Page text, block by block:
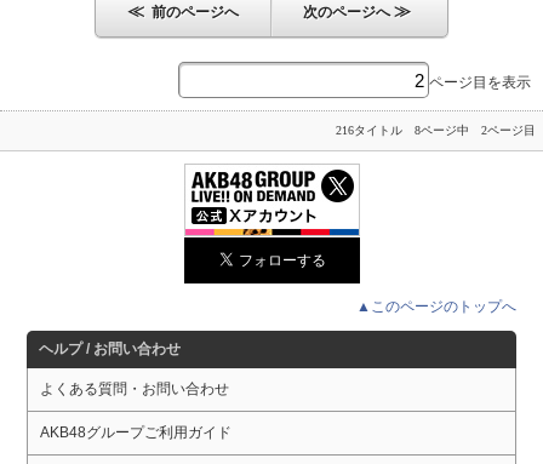
≪ 前のページへ 次のページへ≫
ページ目を表示
216タイトル 8ページ中 2ページ目
▲このページのトップへ
ヘルプ / お問い合わせ
よくある質問・お問い合わせ
AKB48グループご利用ガイド